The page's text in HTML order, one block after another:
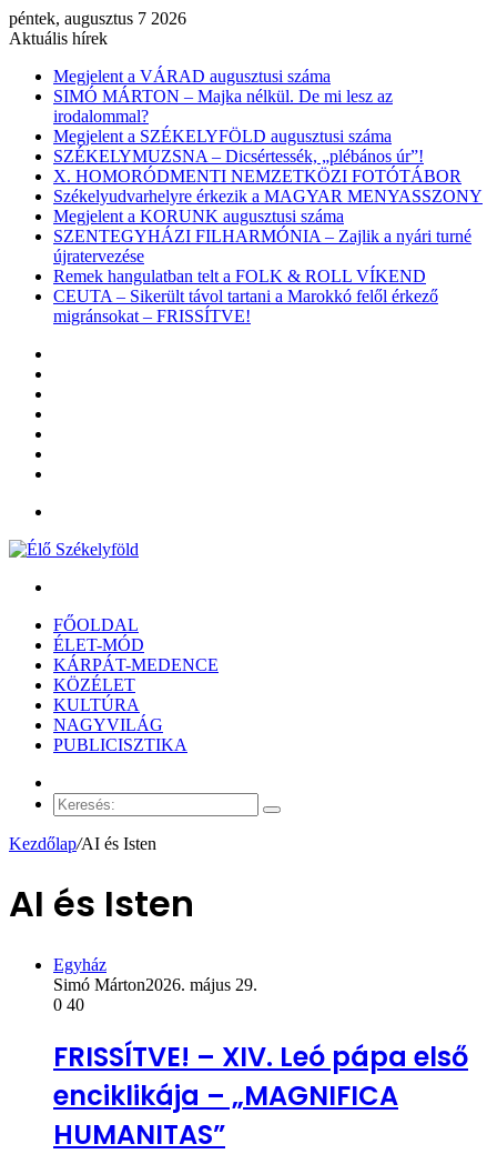
péntek, augusztus 7 2026
Aktuális hírek
Megjelent a VÁRAD augusztusi száma
SIMÓ MÁRTON – Majka nélkül. De mi lesz az
irodalommal?
Megjelent a SZÉKELYFÖLD augusztusi száma
SZÉKELYMUZSNA – Dicsértessék, „plébános úr”!
X. HOMORÓDMENTI NEMZETKÖZI FOTÓTÁBOR
Székelyudvarhelyre érkezik a MAGYAR MENYASSZONY
Megjelent a KORUNK augusztusi száma
SZENTEGYHÁZI FILHARMÓNIA – Zajlik a nyári turné
újratervezése
Remek hangulatban telt a FOLK & ROLL VÍKEND
CEUTA – Sikerült távol tartani a Marokkó felől érkező
migránsokat – FRISSÍTVE!
FŐOLDAL
ÉLET-MÓD
KÁRPÁT-MEDENCE
KÖZÉLET
KULTÚRA
NAGYVILÁG
PUBLICISZTIKA
cikk
Keresés:
Kezdőlap/AI és Isten
AI és Isten
Egyház
Simó Márton2026. május 29.
0 40
FRISSÍTVE! – XIV. Leó pápa első
enciklikája – „MAGNIFICA
HUMANITAS”